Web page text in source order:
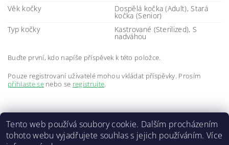
Věk kočky
Dospělá kočka (Adult), Stará
kočka (Senior)
Typ kočky
Kastrované (Sterilized), S
nadváhou
Buďte první, kdo napíše příspěvek k této položce.
Pouze registrovaní uživatelé mohou vkládat příspěvky. Prosím
přihlaste senebo se registrujte.
Tento web používá soubory cookie. Dalším procházením
tohoto webu vyjadřujete souhlas s jejich používáním. Více